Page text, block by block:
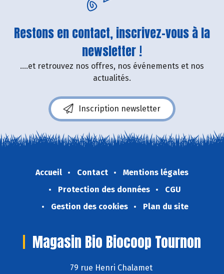
Restons en contact, inscrivez-vous à la
newsletter !
....et retrouvez nos offres, nos événements et nos
actualités.
Inscription newsletter
Accueil Contact
Mentions légales
Protection des données
CGU
Gestion des cookies
Plan du site
Magasin Bio Biocoop Tournon
79 rue Henri Chalamet